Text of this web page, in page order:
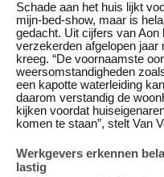
Schade aan het huis lijkt
mijn-bed-show, maar is
gedacht. Uit cijfers van Aon
verzekerden afgelopen
kreeg. “De voornaamste
weersomstandigheden
een kapotte waterleiding
daarom verstandig de
kijken voordat
komen te staan”, stelt Van
Werkgevers erkennen
lastig